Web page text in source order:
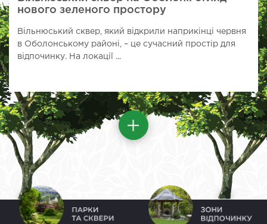
нового зеленого простору
Вільнюський сквер, який відкрили наприкінці червня
в Оболонському районі, – це сучасний простір для
відпочинку. На локації ...